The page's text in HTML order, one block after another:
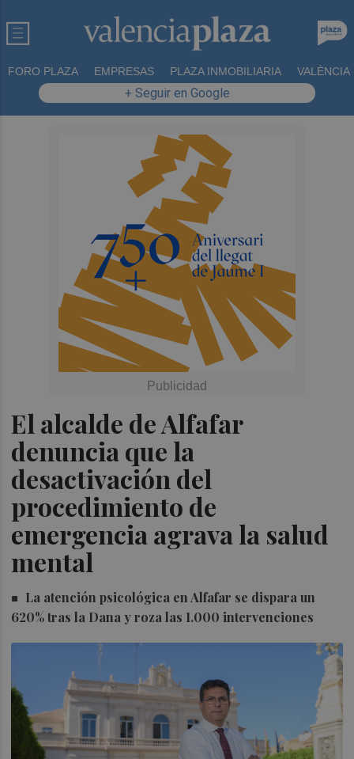
FORO PLAZA EMPRESAS PLAZA INMOBILIARIA VALÈNCIA
+ Seguir en Google
El alcalde de Alfafar
denuncia que la
desactivación del
procedimiento de
emergencia agrava la salud
mental
La atención psicológica en Alfafar se dispara un
620% tras la Dana y roza las 1.000 intervenciones